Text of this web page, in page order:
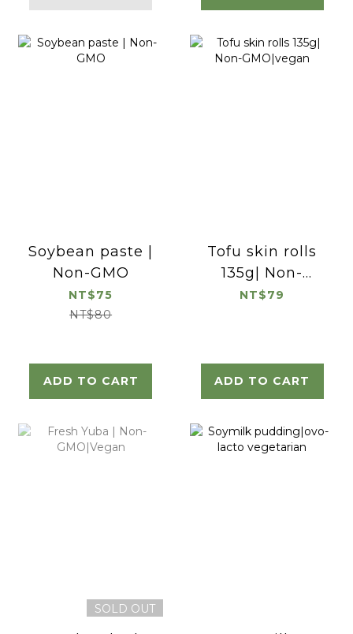
Soybean paste |
Non-GMO
NT$75
NT$80
ADD TO CART
Tofu skin rolls
135g| Non-
GMO|vegan
NT$79
ADD TO CART
SOLD OUT